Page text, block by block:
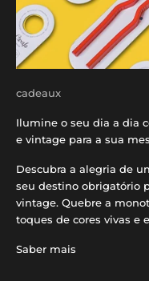
cadeaux
Ilumine o seu dia a dia
e vintage para a sua
Descubra a alegria de
seu destino obrigatório
vintage. Quebre a
toques de cores vivas e
Saber mais